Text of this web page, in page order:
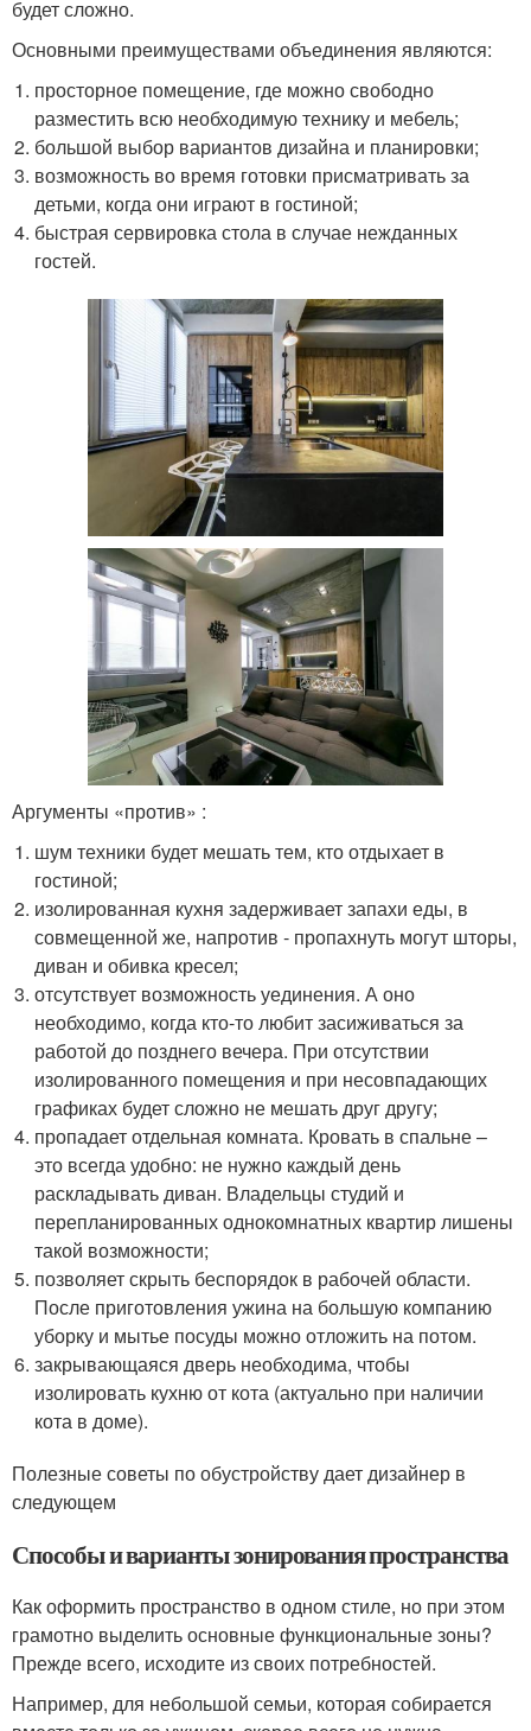
будет сложно.
Основными преимуществами объединения являются:
просторное помещение, где можно свободно
разместить всю необходимую технику и мебель;
большой выбор вариантов дизайна и планировки;
возможность во время готовки присматривать за
детьми, когда они играют в гостиной;
быстрая сервировка стола в случае нежданных
гостей.
Аргументы «против» :
шум техники будет мешать тем, кто отдыхает в
гостиной;
изолированная кухня задерживает запахи еды, в
совмещенной же, напротив ‑ пропахнуть могут шторы,
диван и обивка кресел;
отсутствует возможность уединения. А оно
необходимо, когда кто-то любит засиживаться за
работой до позднего вечера. При отсутствии
изолированного помещения и при несовпадающих
графиках будет сложно не мешать друг другу;
пропадает отдельная комната. Кровать в спальне –
это всегда удобно: не нужно каждый день
раскладывать диван. Владельцы студий и
перепланированных однокомнатных квартир лишены
такой возможности;
позволяет скрыть беспорядок в рабочей области.
После приготовления ужина на большую компанию
уборку и мытье посуды можно отложить на потом.
закрывающаяся дверь необходима, чтобы
изолировать кухню от кота (актуально при наличии
кота в доме).
Полезные советы по обустройству дает дизайнер в
следующем
Способы и варианты зонирования пространства
Как оформить пространство в одном стиле, но при этом
грамотно выделить основные функциональные зоны?
Прежде всего, исходите из своих потребностей.
Например, для небольшой семьи, которая собирается